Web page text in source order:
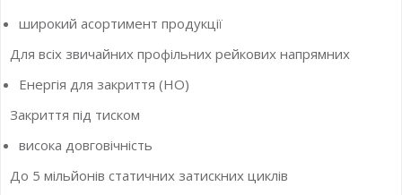
широкий асортимент продукції
Для всіх звичайних профільних рейкових напрямних
Енергія для закриття (НО)
Закриття під тиском
висока довговічність
До 5 мільйонів статичних затискних циклів